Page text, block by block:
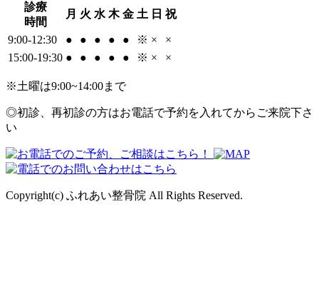
診療
時間
月 火 水 木 金 土 日 祝
9:00-12:30 ● ● ● ● ● ※ ×
×
15:00-19:30 ● ● ● ● ● ※ × ×
※土曜は9:00~14:00まで
◎初診、再初診の方はお電話で予約を入れてからご来院下さ
い
Copyright(c) ふれあい整骨院 All Rights Reserved.